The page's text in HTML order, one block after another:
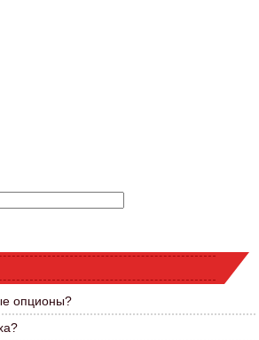
опционы?